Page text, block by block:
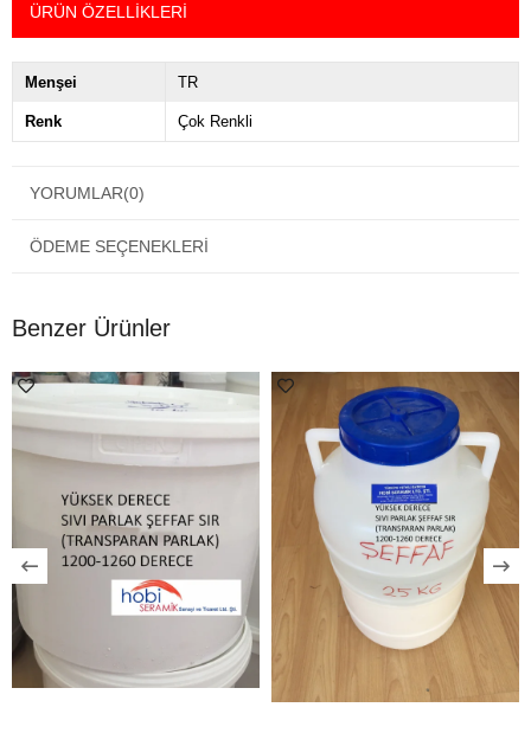
ÜRÜN ÖZELLIKLERI
Menşei TR
Renk Çok Renkli
YORUMLAR(0)
ÖDEME SEÇENEKLERI
Benzer Ürünler